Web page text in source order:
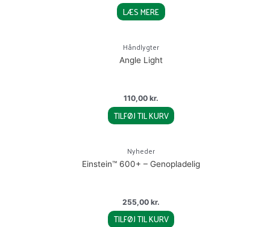
LÆS MERE
Håndlygter
Angle Light
110,00 kr.
TILFØJ TIL KURV
Nyheder
Einstein™ 600+ – Genopladelig
255,00 kr.
TILFØJ TIL KURV